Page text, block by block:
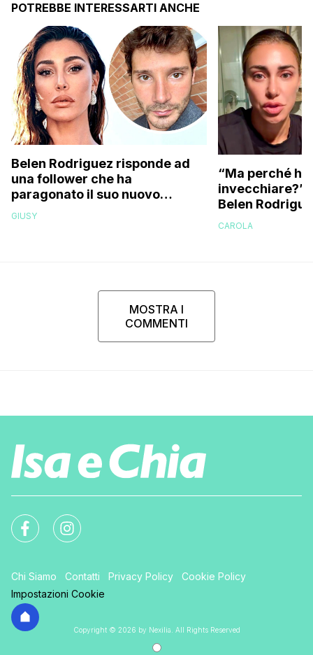
POTREBBE INTERESSARTI ANCHE
Belen Rodriguez risponde ad
una follower che ha
paragonato il suo nuovo
compagno all’ex marito
GIUSY
“Ma perché
Belen
CAROLA
MOSTRA I
COMMENTI
Chi Siamo Contatti Privacy Policy
Cookie Policy
Impostazioni Cookie
Copyright © 2026 by Nexilia. All Rights Reserved